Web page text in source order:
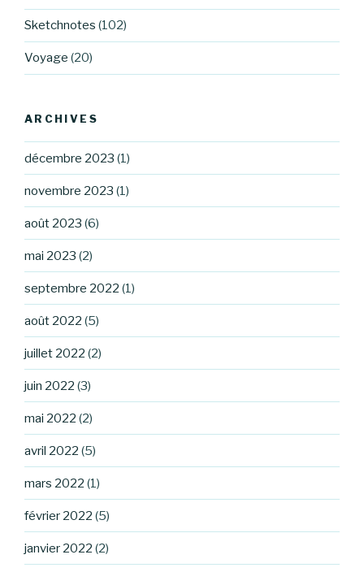
Sketchnotes (102)
Voyage (20)
ARCHIVES
décembre 2023 (1)
novembre 2023 (1)
août 2023 (6)
mai 2023 (2)
septembre 2022 (1)
août 2022 (5)
juillet 2022 (2)
juin 2022 (3)
mai 2022 (2)
avril 2022 (5)
mars 2022 (1)
février 2022 (5)
janvier 2022 (2)